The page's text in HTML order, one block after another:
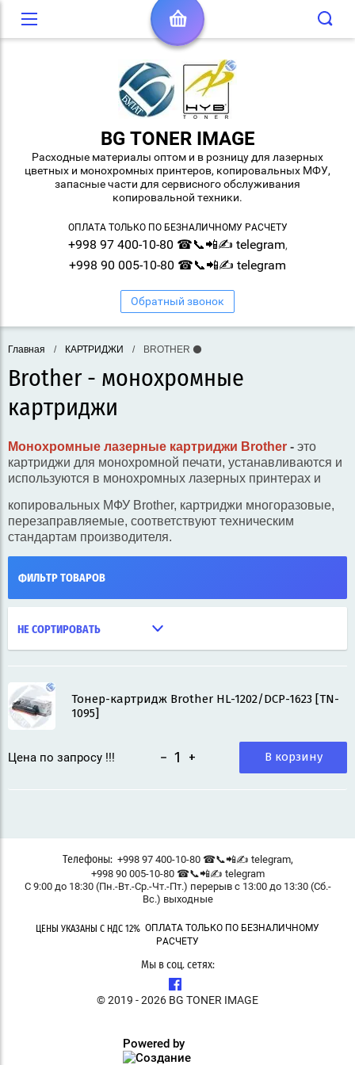
BG TONER IMAGE
Расходные материалы оптом и в розницу для лазерных
цветных и монохромных принтеров, копировальных МФУ,
запасные части для сервисного обслуживания
копировальной техники.
ОПЛАТА ТОЛЬКО ПО БЕЗНАЛИЧНОМУ РАСЧЕТУ
+998 97 400-10-80 ☎📞📲✍ telegram,
+998 90 005-10-80 ☎📞📲✍ telegram
Обратный звонок
Главная / КАРТРИДЖИ / BROTHER ⚫
Brother - монохромные
картриджи
Монохромные лазерные картриджи Brother - это
картриджи для монохромной печати, устанавливаются и
используются в монохромных лазерных принтерах и
копировальных МФУ Brother, картриджи многоразовые,
перезаправляемые, соответствуют техническим
стандартам производителя.
ФИЛЬТР ТОВАРОВ
НЕ СОРТИРОВАТЬ
Тонер-картридж Brother HL-1202/DCP-1623 [TN-
1095]
Цена по запросу !!! − + В корзину
Телефоны: +998 97 400-10-80 ☎📞📲✍ telegram,
+998 90 005-10-80 ☎📞📲✍ telegram
С 9:00 до 18:30 (Пн.-Вт.-Ср.-Чт.-Пт.) перерыв с 13:00 до 13:30 (Сб.-
Вс.) выходные
ЦЕНЫ УКАЗАНЫ С НДС 12% ОПЛАТА ТОЛЬКО ПО БЕЗНАЛИЧНОМУ
РАСЧЕТУ
Мы в соц. сетях:
© 2019 - 2026 BG TONER IMAGE
Powered by